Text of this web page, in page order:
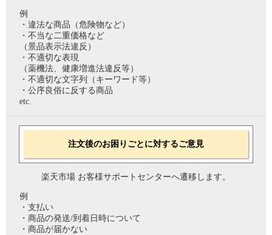
例
・違法な商品（危険物など）
・不当な二重価格など
（景品表示法違反）
・不適切な表現
（薬機法、健康増進法違反等）
・不適切な文字列（キーワード等）
・公序良俗に反する商品
etc.
注文後のお困りごとに対するご意見
楽天市場 お客様サポートセンターへ遷移します。
例
・支払い
・商品の発送/到着日時について
・商品が届かない